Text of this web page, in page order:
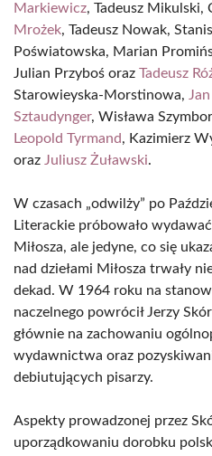
Markiewicz, Tadeusz Mikulski,
Mrożek, Tadeusz Nowak,
Poświatowska, Marian
Julian Przyboś oraz Tadeusz
Starowieyska-Morstinowa,
Sztaudynger, Wisława
Leopold Tyrmand, Kazimierz
oraz Juliusz Żuławski.
W czasach „odwilży” po
Literackie próbowało
Miłosza, ale jedyne, co się
nad dziełami Miłosza trwały
dekad. W 1964 roku na
naczelnego powrócił Jerzy
głównie na zachowaniu
wydawnictwa oraz
debiutujących pisarzy.
Aspekty prowadzonej przez
uporządkowaniu dorobku